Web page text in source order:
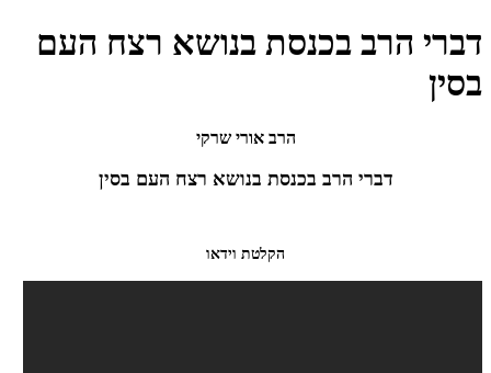
דברי הרב בכנסת בנושא רצח העם
בסין
הרב אורי שרקי
דברי הרב בכנסת בנושא רצח העם בסין
הקלטת וידאו